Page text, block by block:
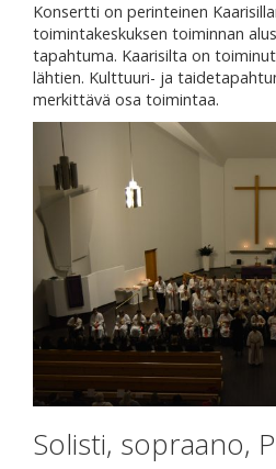
Konsertti on perinteinen
toimintakeskuksen toiminnan
tapahtuma. Kaarisilta on
lähtien. Kulttuuri- ja
merkittävä osa toimintaa.
Solisti, sopraano,